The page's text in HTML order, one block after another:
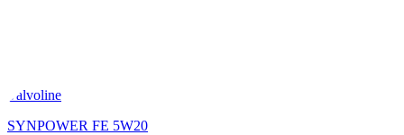
Valvoline
SYNPOWER FE 5W20